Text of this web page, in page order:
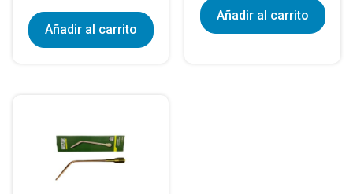
Añadir al carrito
Añadir al carrito